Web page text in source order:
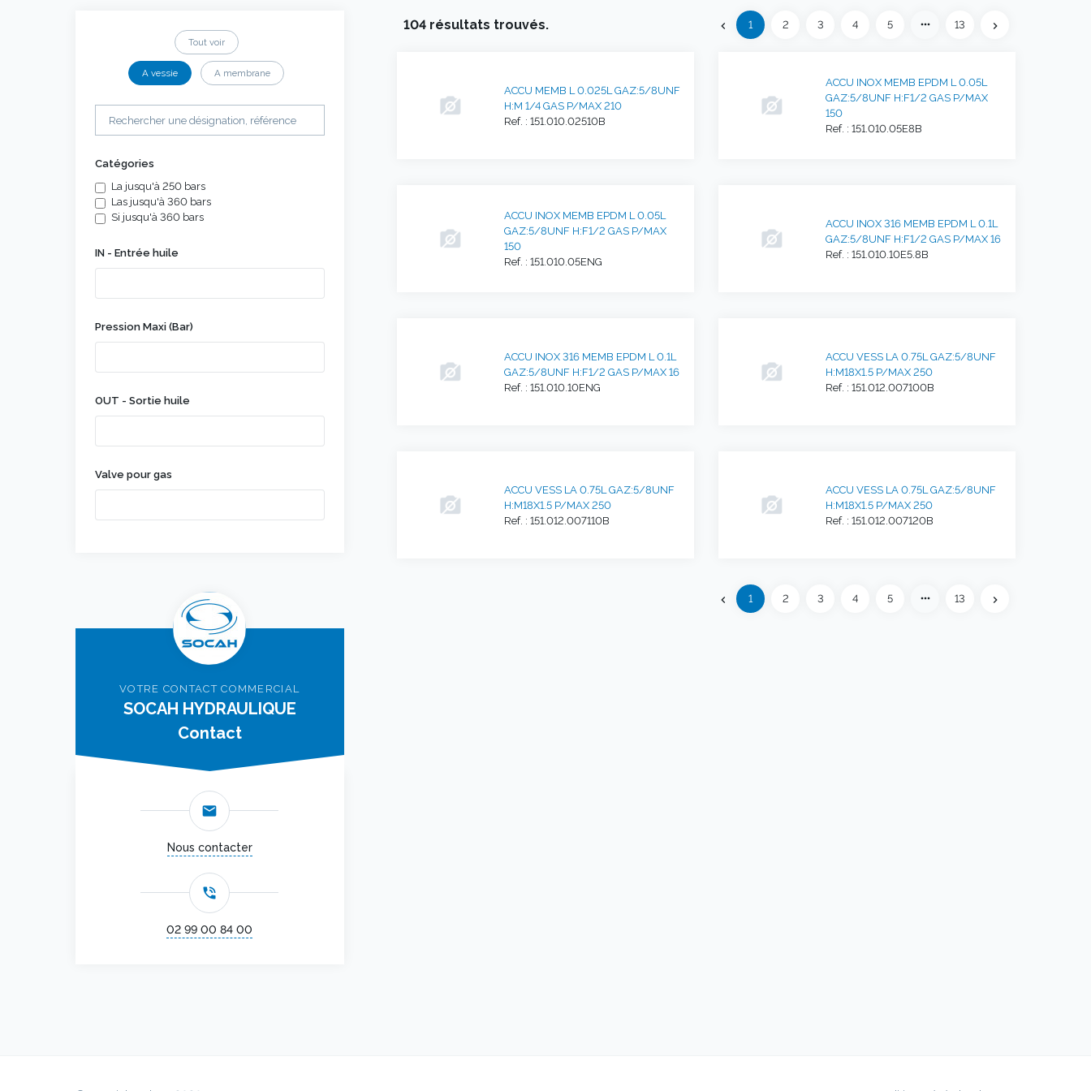
Tout voir
A vessie A membrane
Catégories
La jusqu'à 250 bars
Las jusqu'à 360 bars
Si jusqu'à 360 bars
IN - Entrée huile
Pression Maxi (Bar)
OUT - Sortie huile
Valve pour gas
VOTRE CONTACT COMMERCIAL
SOCAH HYDRAULIQUE
Contact
email
Nous contacter
phone_in_talk
02 99 00 84 00
104 résultats trouvés. chevron_left Précédent
1 2 3 4 5 more_horiz 13 chevron_right
Suivant
ACCU MEMB L 0.025L GAZ:5/8UNF
H:M 1/4 GAS P/MAX 210
Ref. : 151.010.02510B
ACCU INOX MEMB EPDM L 0.05L
GAZ:5/8UNF H:F1/2 GAS P/MAX
150
Ref. : 151.010.05E8B
ACCU INOX MEMB EPDM L 0.05L
GAZ:5/8UNF H:F1/2 GAS P/MAX
150
Ref. : 151.010.05ENG
ACCU INOX 316 MEMB EPDM L 0.1L
GAZ:5/8UNF H:F1/2 GAS P/MAX 16
Ref. : 151.010.10E5.8B
ACCU INOX 316 MEMB EPDM L 0.1L
GAZ:5/8UNF H:F1/2 GAS P/MAX 16
Ref. : 151.010.10ENG
ACCU VESS LA 0.75L GAZ:5/8UNF
H:M18X1.5 P/MAX 250
Ref. : 151.012.007100B
ACCU VESS LA 0.75L GAZ:5/8UNF
H:M18X1.5 P/MAX 250
Ref. : 151.012.007110B
ACCU VESS LA 0.75L GAZ:5/8UNF
H:M18X1.5 P/MAX 250
Ref. : 151.012.007120B
chevron_left Précédent
1 2 3 4 5 more_horiz 13 chevron_right
Suivant